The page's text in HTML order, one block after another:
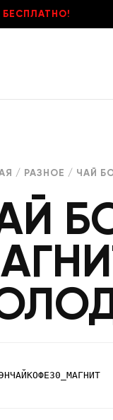
БЕСПЛАТНО!
/ РАЗНОЕ / ЧАЙ